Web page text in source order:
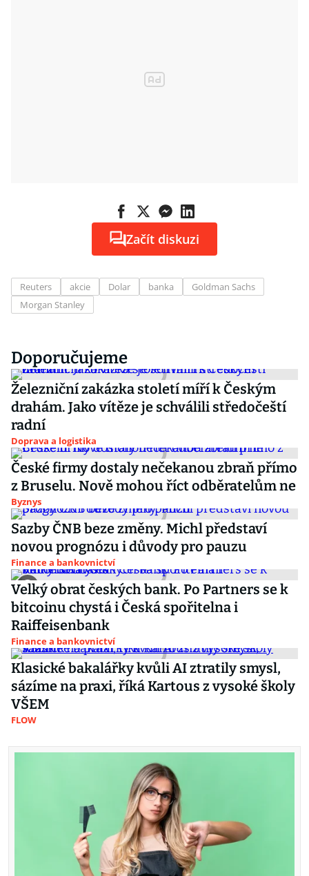
Začít diskuzi
Reuters akcie Dolar banka
Goldman Sachs
Morgan Stanley
Doporučujeme
Železniční zakázka století míří k Českým
drahám. Jako vítěze je schválili středočeští
radní
Doprava a logistika
České firmy dostaly nečekanou zbraň přímo
z Bruselu. Nově mohou říct odběratelům ne
Byznys
Sazby ČNB beze změny. Michl představí
novou prognózu i důvody pro pauzu
Finance a bankovnictví
Velký obrat českých bank. Po Partners se k
bitcoinu chystá i Česká spořitelna i
Raiffeisenbank
Finance a bankovnictví
Klasické bakalářky kvůli AI ztratily smysl,
sázíme na praxi, říká Kartous z vysoké školy
VŠEM
FLOW